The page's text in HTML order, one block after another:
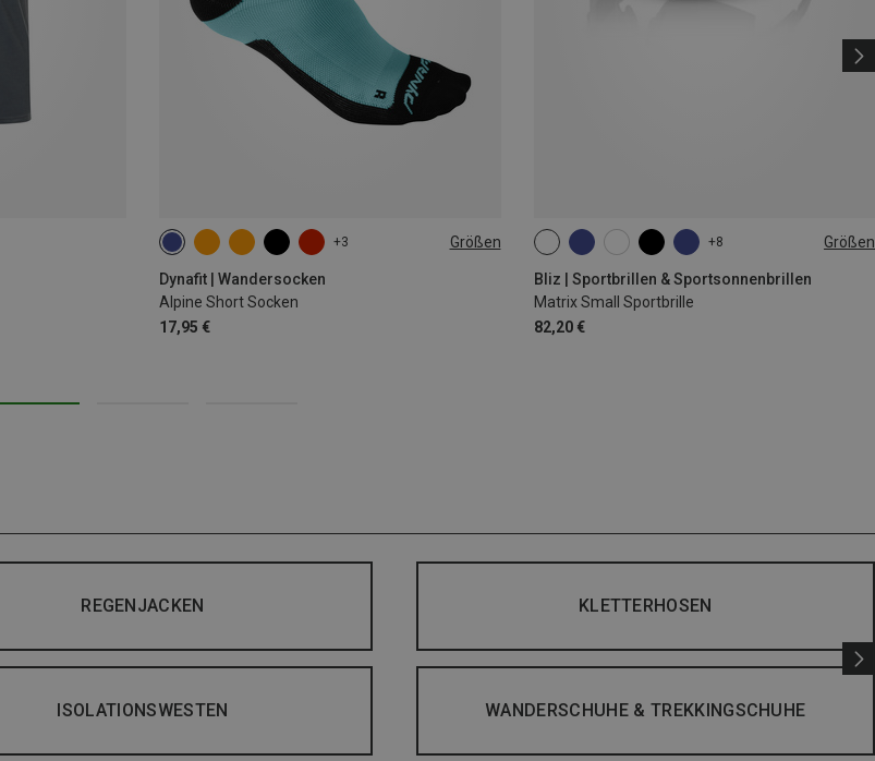
+3 Größen
Dynafit | Wandersocken
Alpine Short Socken
17,95 €
35|36|37|38 39|40|41|42
+8 Größen
Bliz | Sportbrillen & Sportsonnenbrillen
Matrix Small Sportbrille
82,20 €
ONE SIZE
REGENJACKEN KLETTERHOSEN
ISOLATIONSWESTEN WANDERSCHUHE & TREKKINGSCHUHE